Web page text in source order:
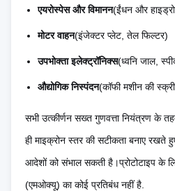
प्रोटोटाइप और छोटे
बैच की लागत
बहुत कम, कोई
लागत नहीं,
डिजाइन जटिलता
असीमित any
भी आकार, छेद,
स्लॉट, मुक्त-रूप
एयरोस्पेस और विमानन(ईंधन और
मोटर वाहन(इंजेक्टर प्लेट, तेल फिल्टर)
उपभोक्ता इलेक्ट्रॉनिक्स(ध्वनि जाल,
औद्योगिक निस्पंदन(कॉफी मशीन की
सभी उत्कीर्णन सख्त गुणवत्ता नियंत्रण के
ही माइक्रोन स्तर की सटीकता बनाए रखते
आदेशों को संभाल सकती है।प्रोटोटाइप के
(एमओक्यू) का कोई प्रतिबंध नहीं है.